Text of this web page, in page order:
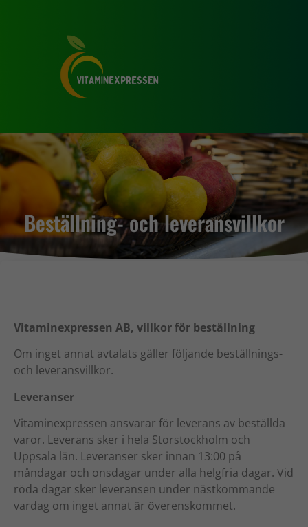
Beställning- och leveransvillkor
Vitaminexpressen AB, villkor för beställning
Om inget annat avtalats gäller följande beställnings-
och leveransvillkor.
Leveranser
Vitaminexpressen ansvarar för leverans av beställda
varor. Leverans sker i hela Storstockholm och
Uppsala län. Leveranser sker innan 13:00 på
måndagar och onsdagar under alla helgfria dagar. Vid
röda dagar sker leveransen under nästkommande
vardag om inget annat är överenskommet.